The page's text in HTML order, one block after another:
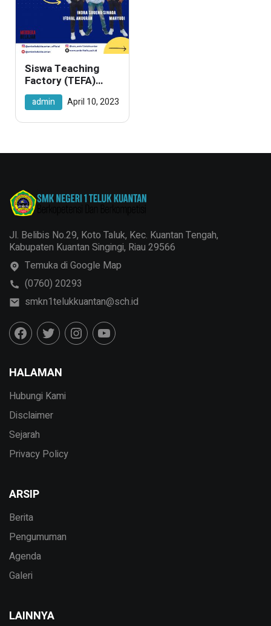
Siswa Teaching
Factory (TEFA)
Terjun Langsung
Ke PT RAPP
admin April 10, 2023
Jl. Belibis No.29, Koto Taluk, Kec. Kuantan Tengah,
Kabupaten Kuantan Singingi, Riau 29566
Temuka di Google Map
(0760) 20293
smkn1telukkuantan@sch.id
HALAMAN
Hubungi Kami
Disclaimer
Sejarah
Privacy Policy
ARSIP
Berita
Pengumuman
Agenda
Galeri
LAINNYA